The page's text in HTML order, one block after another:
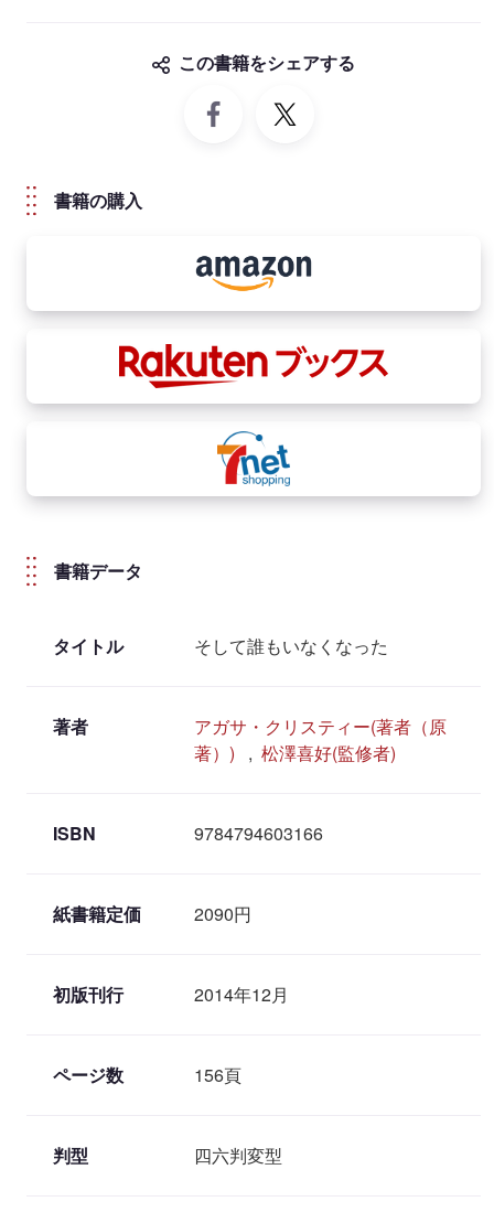
この書籍をシェアする
書籍の購入
書籍データ
タイトル そして誰もいなくなった
著者
アガサ・クリスティー(著者（原
著）) , 松澤喜好(監修者)
ISBN 9784794603166
紙書籍定価 2090円
初版刊行 2014年12月
ページ数 156頁
判型 四六判変型